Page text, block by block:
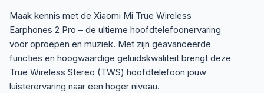
Maak kennis met de Xiaomi Mi True Wireless
Earphones 2 Pro – de ultieme hoofdtelefoonervaring
voor oproepen en muziek. Met zijn geavanceerde
functies en hoogwaardige geluidskwaliteit brengt deze
True Wireless Stereo (TWS) hoofdtelefoon jouw
luisterervaring naar een hoger niveau.